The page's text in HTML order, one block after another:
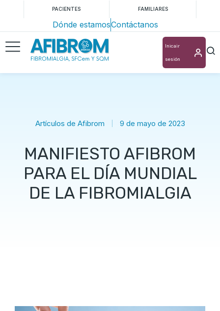
PACIENTES FAMILIARES
Dónde estamosContáctanos
Inicair
sesión
Artículos de Afibrom 9 de mayo de 2023
MANIFIESTO AFIBROM
PARA EL DÍA MUNDIAL
DE LA FIBROMIALGIA